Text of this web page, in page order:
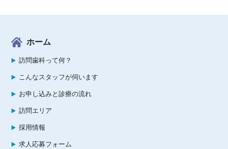
ホーム
訪問歯科って何？
こんなスタッフが伺います
お申し込みと診療の流れ
訪問エリア
採用情報
求人応募フォーム